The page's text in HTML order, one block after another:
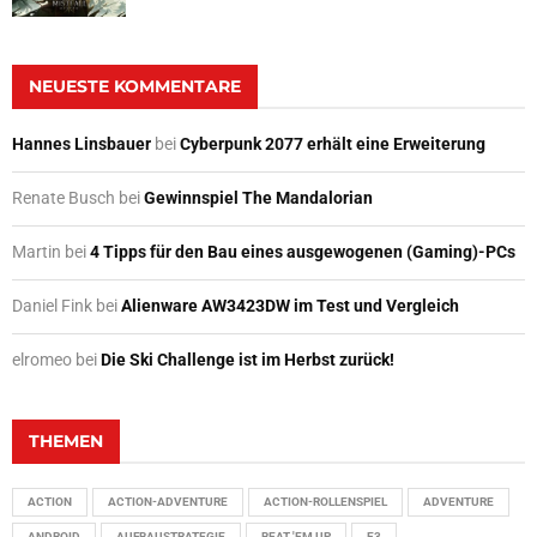
NEUESTE KOMMENTARE
Hannes Linsbauer beiCyberpunk 2077 erhält eine Erweiterung
Renate Busch beiGewinnspiel The Mandalorian
Martin bei4 Tipps für den Bau eines ausgewogenen (Gaming)-PCs
Daniel Fink beiAlienware AW3423DW im Test und Vergleich
elromeo beiDie Ski Challenge ist im Herbst zurück!
THEMEN
ACTION ACTION-ADVENTURE ACTION-ROLLENSPIEL ADVENTURE